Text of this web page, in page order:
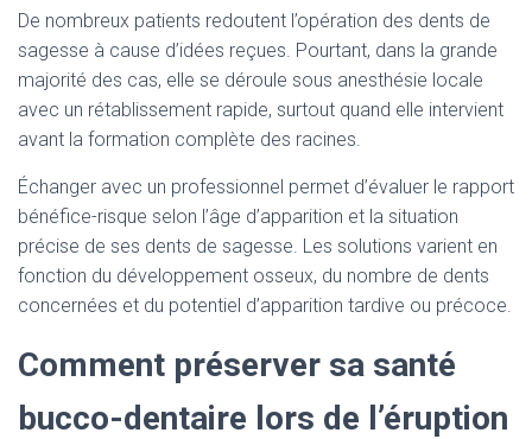
De nombreux patients redoutent l’opération des dents de
sagesse à cause d’idées reçues. Pourtant, dans la grande
majorité des cas, elle se déroule sous anesthésie locale
avec un rétablissement rapide, surtout quand elle intervient
avant la formation complète des racines.
Échanger avec un professionnel permet d’évaluer le rapport
bénéfice-risque selon l’âge d’apparition et la situation
précise de ses dents de sagesse. Les solutions varient en
fonction du développement osseux, du nombre de dents
concernées et du potentiel d’apparition tardive ou précoce.
Comment préserver sa santé
bucco-dentaire lors de l’éruption